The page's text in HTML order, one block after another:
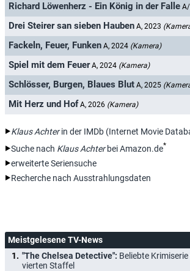
Richard Löwenherz - Ein König in der Falle
Drei Steirer san sieben Hauben A, 2023
Fackeln, Feuer, Funken A, 2024 (Kamera)
Spiel mit dem Feuer A, 2024 (Kamera)
Schlösser, Burgen, Blaues Blut A, 2025
Mit Herz und Hof A, 2026 (Kamera)
Klaus Achterin der IMDb (Internet Movie
Suche nach Klaus Achterbei Amazon.de*
erweiterte Seriensuche
Recherche nach Ausstrahlungsdaten
Meistgelesene TV-News
"The Chelsea Detective": Beliebte
vierten Staffel